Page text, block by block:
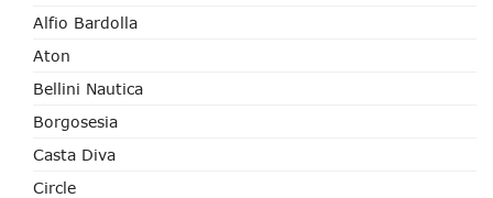
Alfio Bardolla
Aton
Bellini Nautica
Borgosesia
Casta Diva
Circle